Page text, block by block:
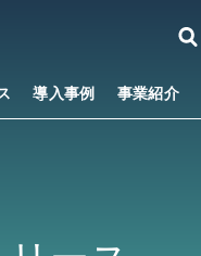
導入事例 事業紹介